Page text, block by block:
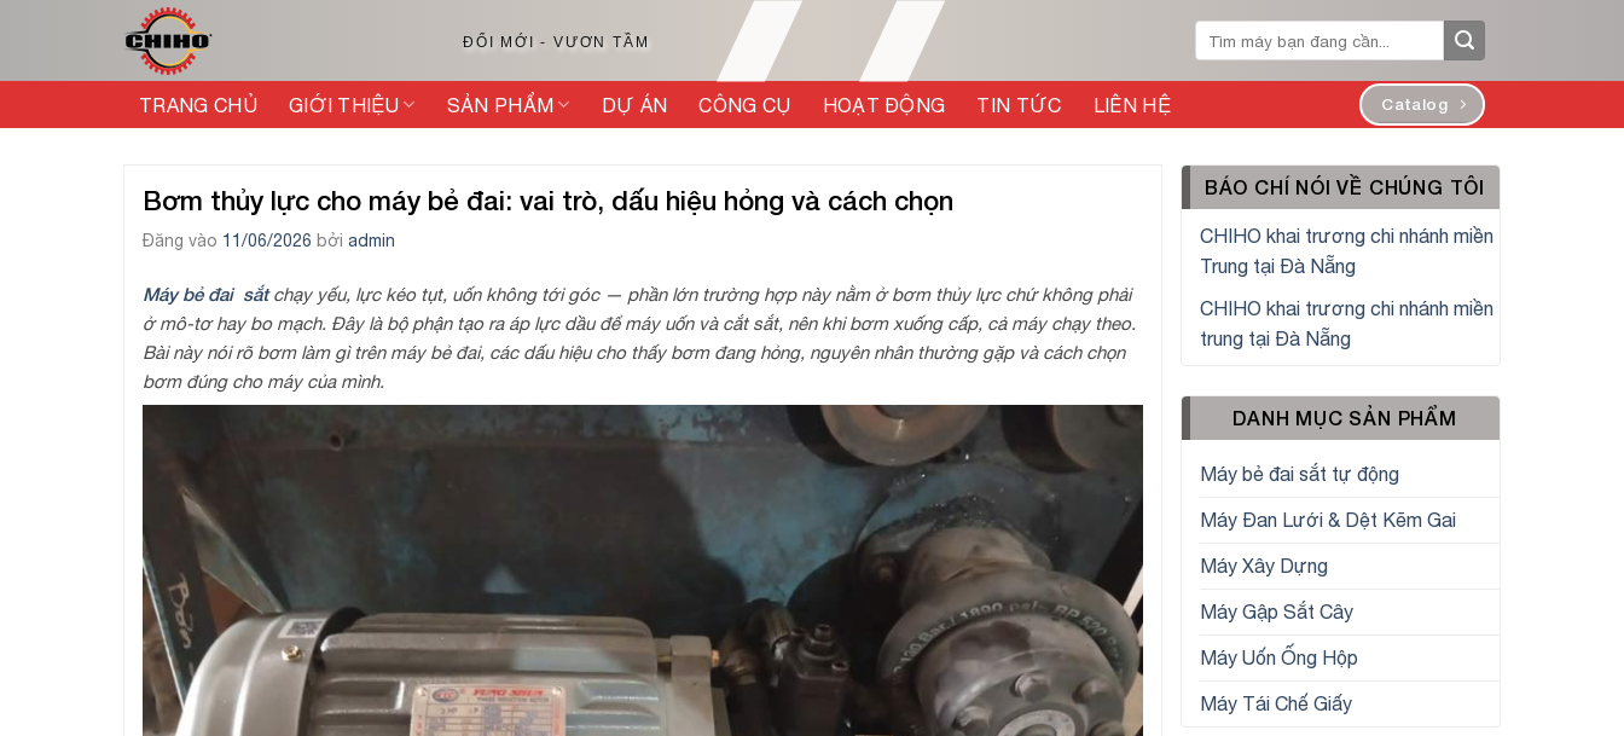
ĐỔI MỚI - VƯƠN TẦM
TRANG CHỦ GIỚI THIỆU SẢN PHẨM DỰ ÁN CÔNG CỤ HOẠT ĐỘNG TIN TỨC LIÊN HỆ Catalog
Bơm thủy lực cho máy bẻ đai: vai trò, dấu hiệu hỏng và cách chọn
Đăng vào 11/06/2026 bởi admin
Máy bẻ đai sắtchạy yếu, lực kéo tụt, uốn không tới góc — phần lớn trường hợp này nằm ở bơm thủy lực chứ không phải
ở mô-tơ hay bo mạch. Đây là bộ phận tạo ra áp lực dầu để máy uốn và cắt sắt, nên khi bơm xuống cấp, cả máy chạy theo.
Bài này nói rõ bơm làm gì trên máy bẻ đai, các dấu hiệu cho thấy bơm đang hỏng, nguyên nhân thường gặp và cách chọn
bơm đúng cho máy của mình.
BÁO CHÍ NÓI VỀ CHÚNG TÔI
CHIHO khai trương chi nhánh miền
Trung tại Đà Nẵng
CHIHO khai trương chi nhánh miền
trung tại Đà Nẵng
DANH MỤC SẢN PHẨM
Máy bẻ đai sắt tự động
Máy Đan Lưới & Dệt Kẽm Gai
Máy Xây Dựng
Máy Gập Sắt Cây
Máy Uốn Ống Hộp
Máy Tái Chế Giấy